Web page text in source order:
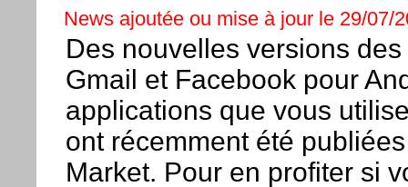
News ajoutée ou mise à jour le 29/07/
Des nouvelles versions
Gmail et Facebook pour
applications que vous
ont récemment été
Market. Pour en profiter si